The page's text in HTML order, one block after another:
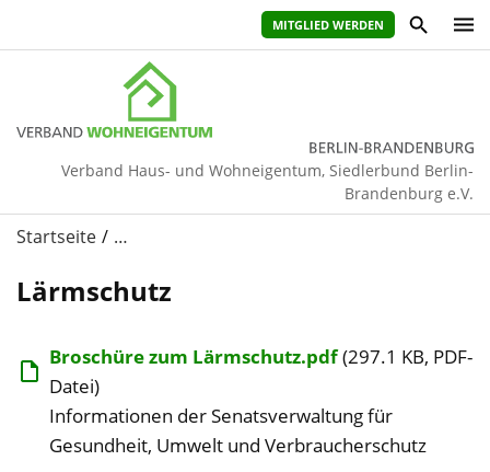
MITGLIED WERDEN
Verband Haus- und Wohneigentum, Siedlerbund Berlin-
Brandenburg e.V.
Startseite …
Lärmschutz
Broschüre zum Lärmschutz.pdf(297.1 KB, PDF-
Datei)
Informationen der Senatsverwaltung für
Gesundheit, Umwelt und Verbraucherschutz